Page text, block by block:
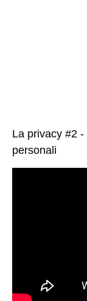
La privacy #2
personali